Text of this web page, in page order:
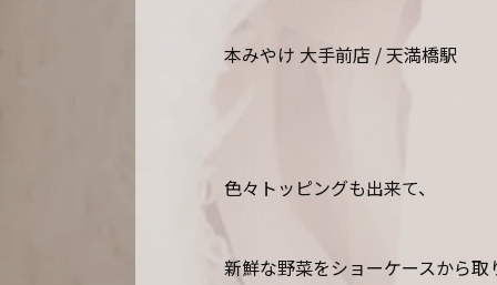
本みやけ 大手前店 / 天満橋駅
色々トッピングも出来て、
新鮮な野菜をショーケースから取